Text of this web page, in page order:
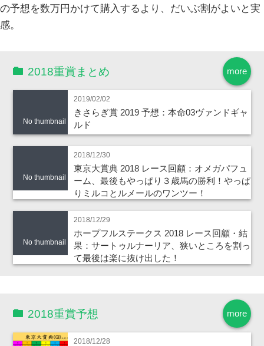
の予想を数万円かけて購入するより、だいぶ割がよいと実
感。
more
2018重賞まとめ
No thumbnail
2019/02/02
きさらぎ賞 2019 予想：本命03ヴァンドギャ
ルド
No thumbnail
2018/12/30
東京大賞典 2018 レース回顧：オメガパフュ
ーム、最後もやっぱり３歳馬の勝利！やっぱ
りミルコとルメールのワンツー！
No thumbnail
2018/12/29
ホープフルステークス 2018 レース回顧・結
果：サートゥルナーリア、狭いところを割っ
て最後は楽に抜け出した！
more
2018重賞予想
2018/12/28